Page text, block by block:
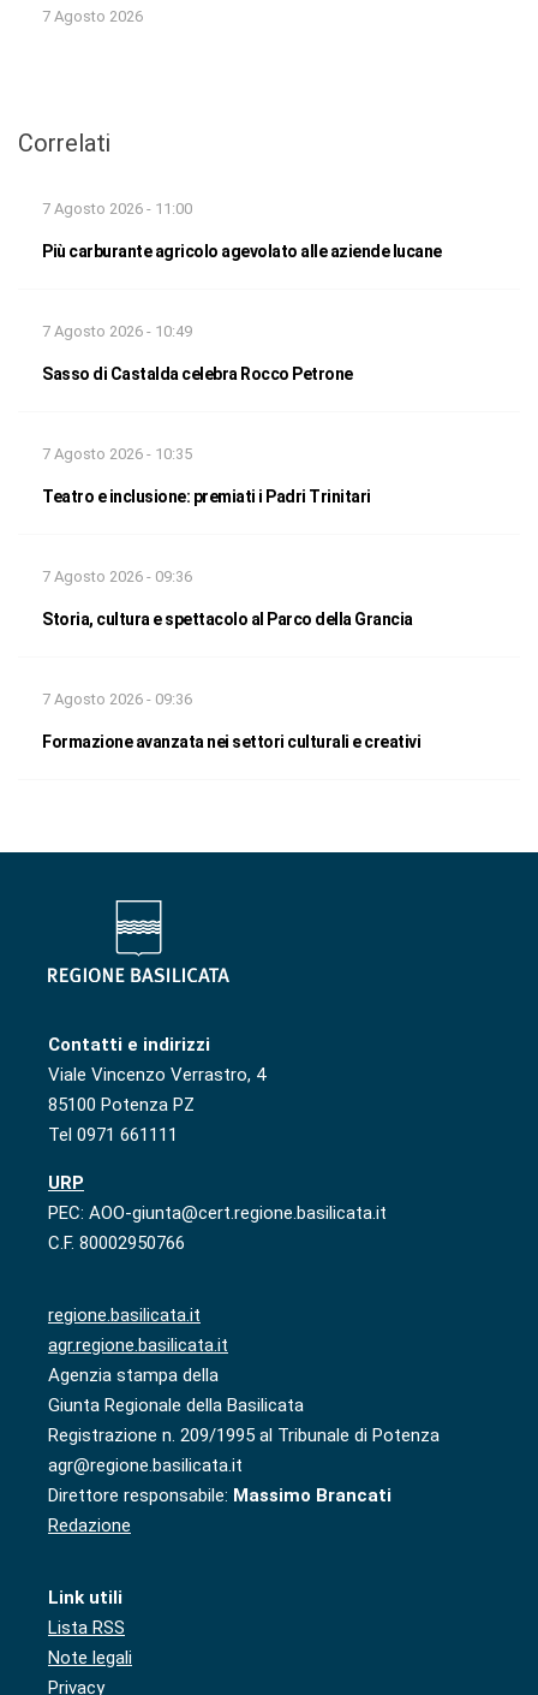
7 Agosto 2026
Correlati
7 Agosto 2026 - 11:00
Più carburante agricolo agevolato alle aziende lucane
7 Agosto 2026 - 10:49
Sasso di Castalda celebra Rocco Petrone
7 Agosto 2026 - 10:35
Teatro e inclusione: premiati i Padri Trinitari
7 Agosto 2026 - 09:36
Storia, cultura e spettacolo al Parco della Grancia
7 Agosto 2026 - 09:36
Formazione avanzata nei settori culturali e creativi
Contatti e indirizzi
Viale Vincenzo Verrastro, 4
85100 Potenza PZ
Tel 0971 661111
URP
PEC: AOO-giunta@cert.regione.basilicata.it
C.F. 80002950766
regione.basilicata.it
agr.regione.basilicata.it
Agenzia stampa della
Giunta Regionale della Basilicata
Registrazione n. 209/1995 al Tribunale di Potenza
agr@regione.basilicata.it
Direttore responsabile: Massimo Brancati
Redazione
Link utili
Lista RSS
Note legali
Privacy